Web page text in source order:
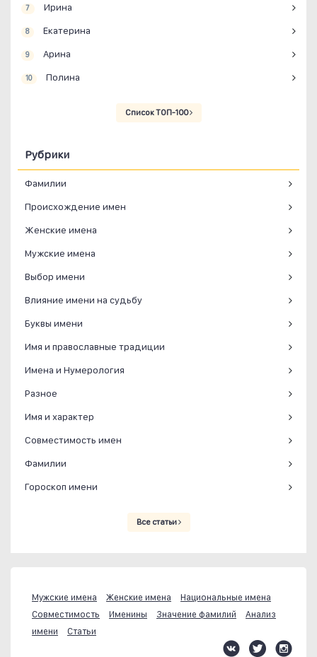
7 Ирина
8 Екатерина
9 Арина
10 Полина
Список ТОП-100
Рубрики
Фамилии
Происхождение имен
Женские имена
Мужские имена
Выбор имени
Влияние имени на судьбу
Буквы имени
Имя и православные традиции
Имена и Нумерология
Разное
Имя и характер
Совместимость имен
Фамилии
Гороскоп имени
Все статьи
Мужские имена Женские имена
Национальные имена
Совместимость
Именины Значение фамилий
Анализ
имени
Статьи